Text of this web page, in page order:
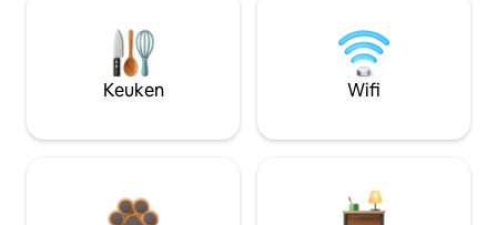
Keuken Wifi